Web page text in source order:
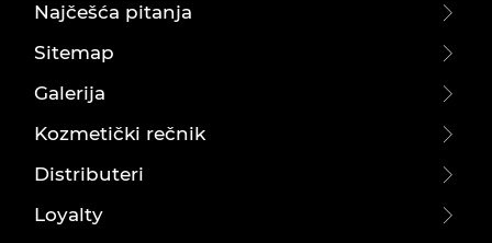
Najčešća pitanja
Sitemap
Galerija
Kozmetički rečnik
Distributeri
Loyalty